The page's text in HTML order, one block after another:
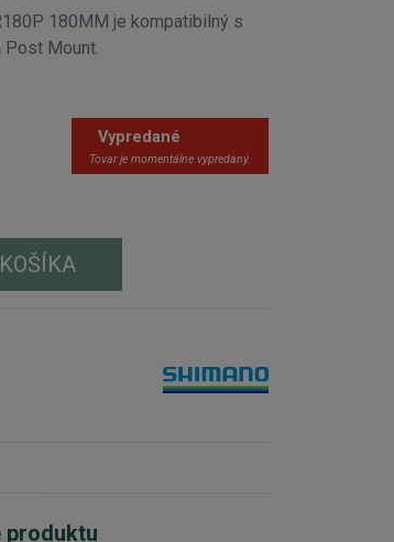
180MM je kompatibilný s
Post Mount.
Vypredané
Tovar je momentálne vypredaný.
produktu